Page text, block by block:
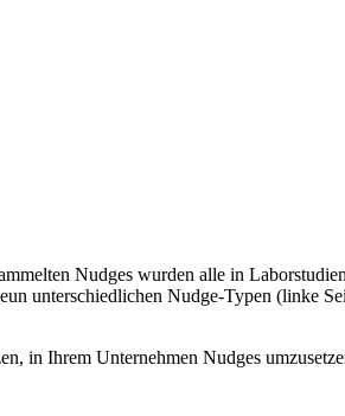
Nudges wurden alle in
unterschiedlichen Nudge-Typen (linke
in Ihrem Unternehmen Nudges